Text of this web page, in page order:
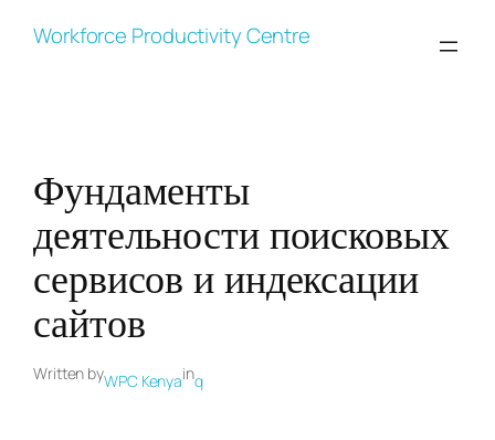
Workforce Productivity Centre
Фундаменты
деятельности поисковых
сервисов и индексации
сайтов
Written byWPC Kenyainq